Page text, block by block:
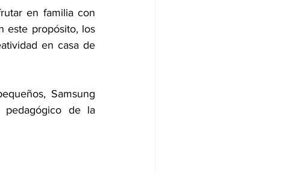
en familia con
este propósito, los
en casa de
Samsung
pedagógico de la